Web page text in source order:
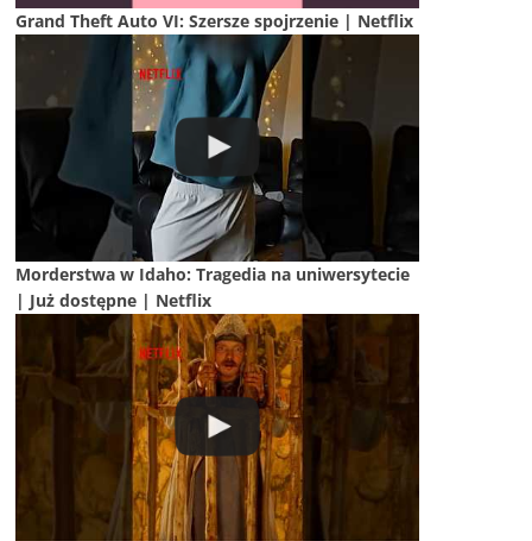
Grand Theft Auto VI: Szersze spojrzenie | Netflix
Morderstwa w Idaho: Tragedia na uniwersytecie
| Już dostępne | Netflix